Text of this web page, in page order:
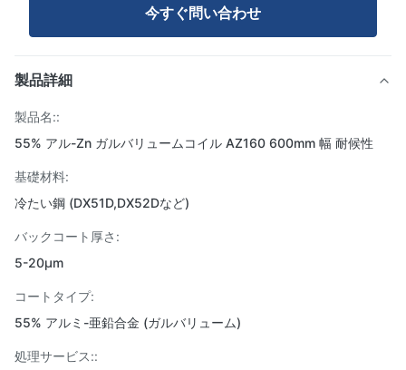
今すぐ問い合わせ
製品詳細
製品名::
55% アル-Zn ガルバリュームコイル AZ160 600mm 幅 耐候性
基礎材料:
冷たい鋼 (DX51D,DX52Dなど)
バックコート厚さ:
5-20μm
コートタイプ:
55% アルミ-亜鉛合金 (ガルバリューム)
処理サービス::